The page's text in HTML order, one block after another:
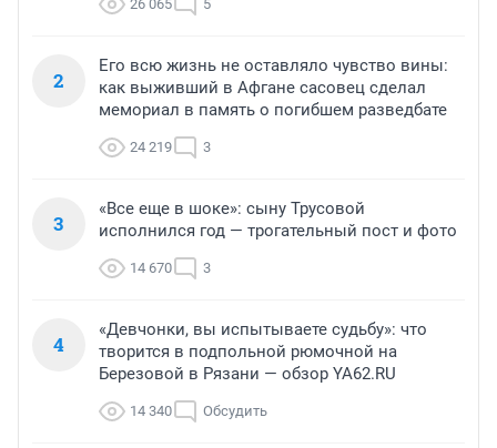
26 065 5
2
Его всю жизнь не оставляло чувство вины:
как выживший в Афгане сасовец сделал
мемориал в память о погибшем разведбате
24 219 3
3
«Все еще в шоке»: сыну Трусовой
исполнился год — трогательный пост и фото
14 670 3
4
«Девчонки, вы испытываете судьбу»: что
творится в подпольной рюмочной на
Березовой в Рязани — обзор YA62.RU
14 340 Обсудить